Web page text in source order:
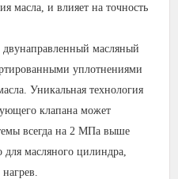
масла, и влияет на точность
масляный
уплотнениями
Уникальная технология
клапана может
всегда на 2 МПа выше
для масляного цилиндра,